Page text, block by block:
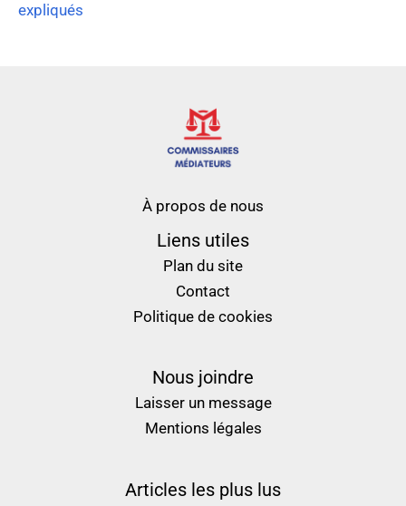
expliqués
À propos de nous
Liens utiles
Plan du site
Contact
Politique de cookies
Nous joindre
Laisser un message
Mentions légales
Articles les plus lus